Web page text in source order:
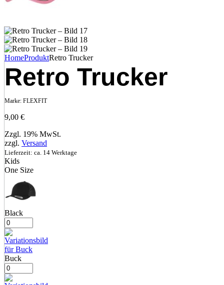
HomeProduktRetro Trucker
Retro Trucker
Marke: FLEXFIT
9,00 €
Zzgl. 19% MwSt.
zzgl. Versand
Lieferzeit: ca. 14 Werktage
Kids
One Size
Black
Buck